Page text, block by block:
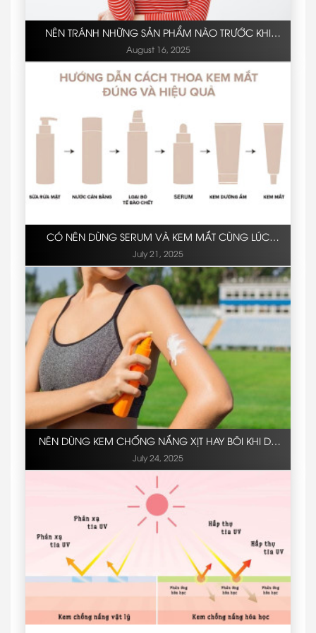
NÊN TRÁNH NHỮNG SẢN PHẨM NÀO TRƯỚC KHI
PEEL?
August 16, 2025
CÓ NÊN DÙNG SERUM VÀ KEM MẮT CÙNG LÚC
KHÔNG?
July 21, 2025
NÊN DÙNG KEM CHỐNG NẮNG XỊT HAY BÔI KHI DA
DỄ RA MỒ HÔI?
July 24, 2025